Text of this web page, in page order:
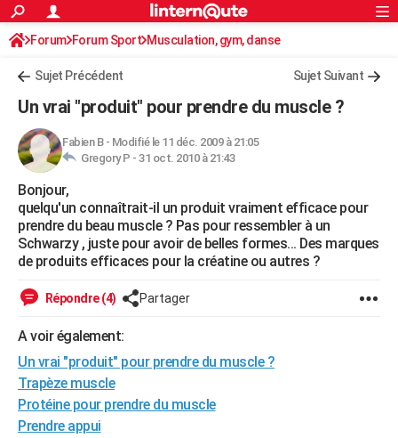
ACTUALITÉS
Politique
Société
Faits Divers
Education
Monde
Villes
+
FINANCE
Retraite
Impôts
Epargne
Immobilier
Risques naturels par ville
Banque
Assurance
Crédit
AUTO
Essais
Réserver un essai
Citadines
Berlines
SUV
Forum auto
+HIGH-TECH
Mobiles
Meilleur smartphone
Internet
Ordinateurs
Jeux vidéo
Guide high-tech
+BRICOLAGE
Forum
Aménagement intérieur
Extérieur
Cuisine
Salle de bains
Jardinage
Rangement
Guides de France
Escapades
Patrimoine
Expositions
Musées
Week-end nature
Art de vivre
Bien-être
Loisirs
Mode
Modes de vie
Alimentation
Guide de la santé
Maladies
Médicaments
Sommeil
VOYAGE
Destinations
Voyage nature
Voyage de noces
PHOTO
S'inscrire
Connexion
Forum Forum Sport Musculation, gym, danse
Sujet Précédent Sujet Suivant
Un vrai "produit" pour prendre du muscle ?
Fabien B- Modifié le 11 déc. 2009 à 21:05
Gregory P - 31 oct. 2010 à 21:43
Bonjour,
quelqu'un connaîtrait-il un produit vraiment efficace pour
prendre du beau muscle ? Pas pour ressembler à un
Schwarzy , juste pour avoir de belles formes... Des marques
de produits efficaces pour la créatine ou autres ?
Répondre (4) Partager
A voir également:
Un vrai "produit" pour prendre du muscle ?
Trapèze muscle
Protéine pour prendre du muscle
Prendre appui